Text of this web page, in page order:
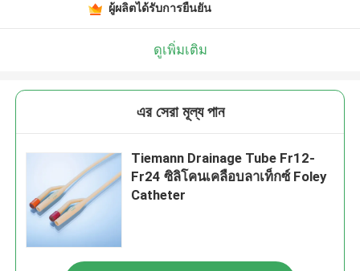
ผู้ผลิตได้รับการยืนยัน
ดูเพิ่มเติม
এর সেরা মূল্য পান
Tiemann Drainage Tube Fr12-
Fr24 ซิลิโคนเคลือบลาเท็กซ์ Foley
Catheter